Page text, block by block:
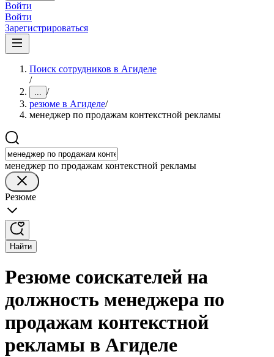
Войти
Войти
Зарегистрироваться
Поиск сотрудников в Агиделе
/
... /
резюме в Агиделе/
менеджер по продажам контекстной рекламы
менеджер по продажам контекстной рекламы
Резюме
Найти
Резюме соискателей на
должность менеджера по
продажам контекстной
рекламы в Агиделе